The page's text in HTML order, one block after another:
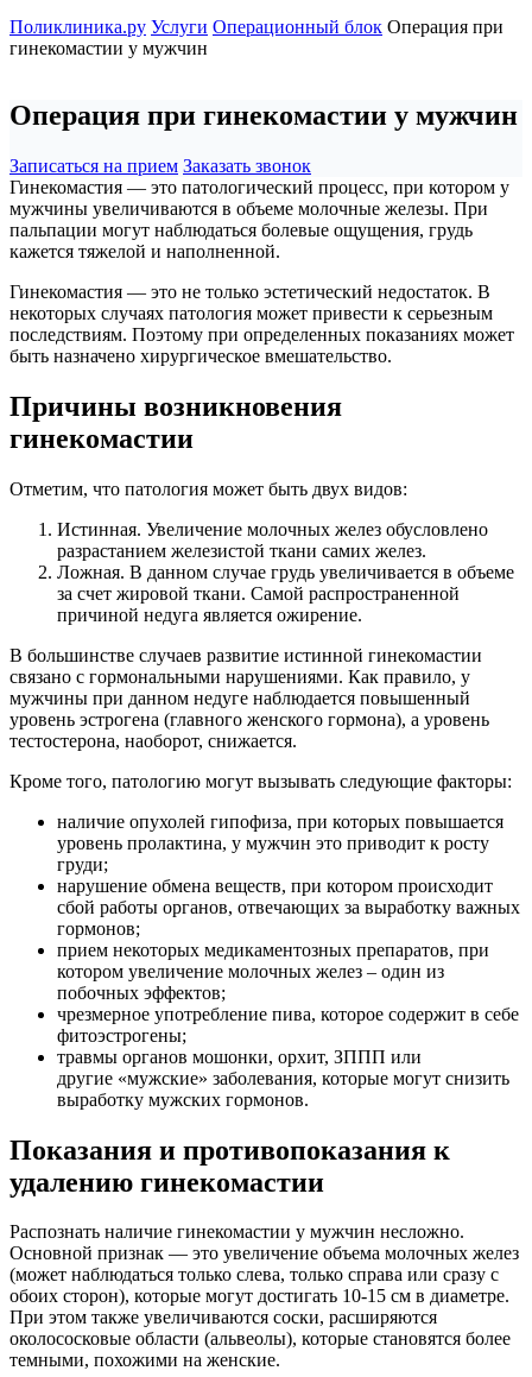
Поликлиника.ру Услуги Операционный блок Операция при
гинекомастии у мужчин
Операция при гинекомастии у мужчин
Записаться на прием Заказать звонок
Гинекомастия — это патологический процесс, при котором у
мужчины увеличиваются в объеме молочные железы. При
пальпации могут наблюдаться болевые ощущения, грудь
кажется тяжелой и наполненной.
Гинекомастия — это не только эстетический недостаток. В
некоторых случаях патология может привести к серьезным
последствиям. Поэтому при определенных показаниях может
быть назначено хирургическое вмешательство.
Причины возникновения
гинекомастии
Отметим, что патология может быть двух видов:
Истинная. Увеличение молочных желез обусловлено
разрастанием железистой ткани самих желез.
Ложная. В данном случае грудь увеличивается в объеме
за счет жировой ткани. Самой распространенной
причиной недуга является ожирение.
В большинстве случаев развитие истинной гинекомастии
связано с гормональными нарушениями. Как правило, у
мужчины при данном недуге наблюдается повышенный
уровень эстрогена (главного женского гормона), а уровень
тестостерона, наоборот, снижается.
Кроме того, патологию могут вызывать следующие факторы:
наличие опухолей гипофиза, при которых повышается
уровень пролактина, у мужчин это приводит к росту
груди;
нарушение обмена веществ, при котором происходит
сбой работы органов, отвечающих за выработку важных
гормонов;
прием некоторых медикаментозных препаратов, при
котором увеличение молочных желез – один из
побочных эффектов;
чрезмерное употребление пива, которое содержит в себе
фитоэстрогены;
травмы органов мошонки, орхит, ЗППП или
другие «мужские» заболевания, которые могут снизить
выработку мужских гормонов.
Показания и противопоказания к
удалению гинекомастии
Распознать наличие гинекомастии у мужчин несложно.
Основной признак — это увеличение объема молочных желез
(может наблюдаться только слева, только справа или сразу с
обоих сторон), которые могут достигать 10-15 см в диаметре.
При этом также увеличиваются соски, расширяются
околососковые области (альвеолы), которые становятся более
темными, похожими на женские.